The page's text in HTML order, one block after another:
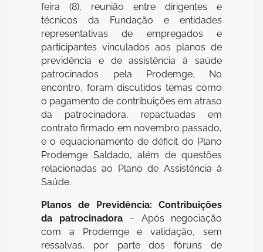
feira (8), reunião entre dirigentes e
técnicos da Fundação e entidades
representativas de empregados e
participantes vinculados aos planos de
previdência e de assistência à saúde
patrocinados pela Prodemge. No
encontro, foram discutidos temas como
o pagamento de contribuições em atraso
da patrocinadora, repactuadas em
contrato firmado em novembro passado,
e o equacionamento de déficit do Plano
Prodemge Saldado, além de questões
relacionadas ao Plano de Assistência à
Saúde.
Planos de Previdência: Contribuições
da patrocinadora– Após negociação
com a Prodemge e validação, sem
ressalvas, por parte dos fóruns de